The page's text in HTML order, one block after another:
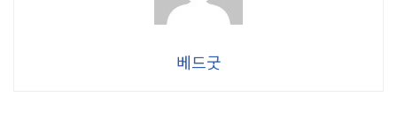
베드굿